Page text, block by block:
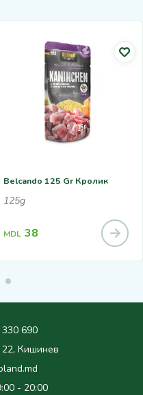
Belcando 125 Gr Кролик
125g
MDL 38
690
22, Кишинев
- 20:00